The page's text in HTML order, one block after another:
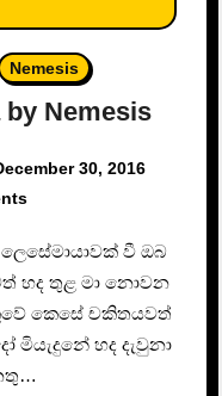
Nemesis
Nemesis
30, 2016
හද තුළ මා නොවන
කෙසේ චකිතයවත්
හද දැවුනා